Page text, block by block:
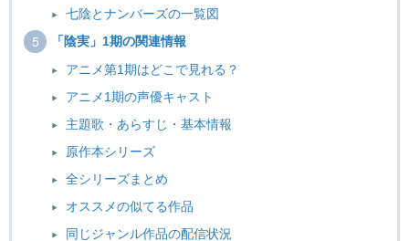
七陰とナンバーズの一覧図
「陰実」1期の関連情報
アニメ第1期はどこで見れる？
アニメ1期の声優キャスト
主題歌・あらすじ・基本情報
原作本シリーズ
全シリーズまとめ
オススメの似てる作品
同じジャンル作品の配信状況